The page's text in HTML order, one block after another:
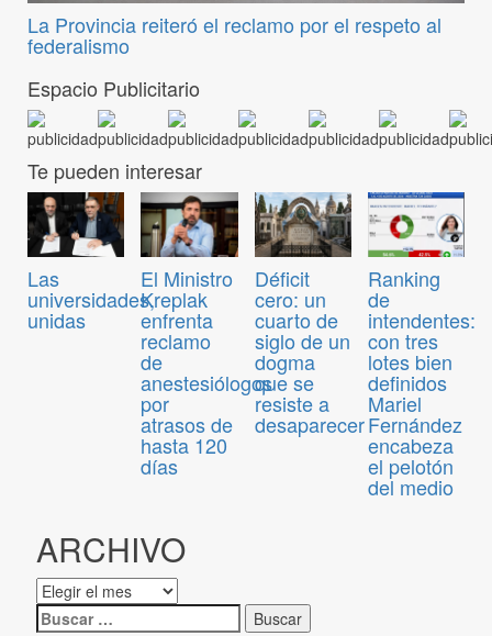
La Provincia reiteró el reclamo por el respeto al
federalismo
Espacio Publicitario
Te pueden interesar
Las
universidades,
unidas
El Ministro
Kreplak
enfrenta
reclamo
de
anestesiólogos
por
atrasos de
hasta 120
días
Déficit
cero: un
cuarto de
siglo de un
dogma
que se
resiste a
desaparecer
Ranking
de
intendentes:
con tres
lotes bien
definidos
Mariel
Fernández
encabeza
el pelotón
del medio
ARCHIVO